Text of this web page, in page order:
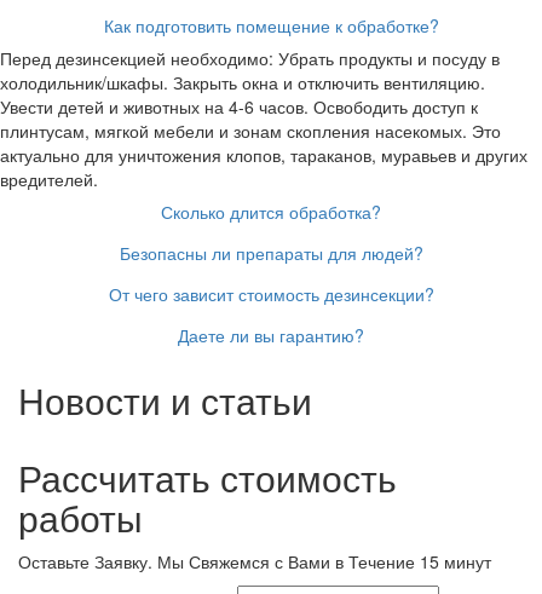
Как подготовить помещение к обработке?
Перед дезинсекцией необходимо: Убрать продукты и посуду в
холодильник/шкафы. Закрыть окна и отключить вентиляцию.
Увести детей и животных на 4-6 часов. Освободить доступ к
плинтусам, мягкой мебели и зонам скопления насекомых. Это
актуально для уничтожения клопов, тараканов, муравьев и других
вредителей.
Сколько длится обработка?
Безопасны ли препараты для людей?
От чего зависит стоимость дезинсекции?
Даете ли вы гарантию?
Новости и статьи
Рассчитать стоимость
работы
Оставьте Заявку. Мы Свяжемся с Вами в Течение 15 минут